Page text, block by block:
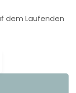
dem Laufenden